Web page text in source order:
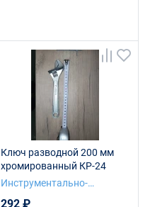
Ключ разводной 200 мм
хромированный КР-24
Инструментально-
292 ₽